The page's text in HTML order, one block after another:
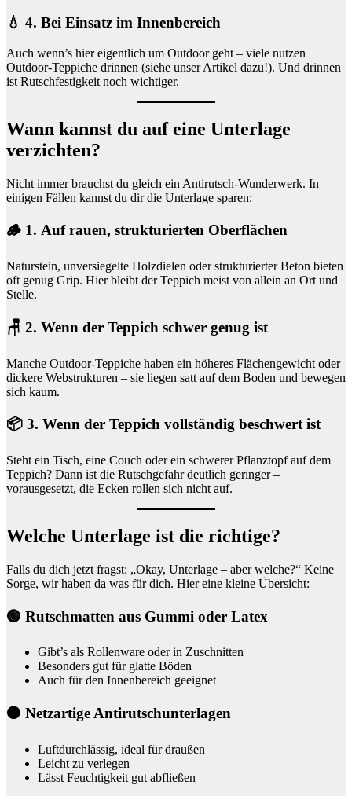
💧 4. Bei Einsatz im Innenbereich
Auch wenn’s hier eigentlich um Outdoor geht – viele nutzen
Outdoor-Teppiche drinnen (siehe unser Artikel dazu!). Und drinnen
ist Rutschfestigkeit noch wichtiger.
Wann kannst du auf eine Unterlage
verzichten?
Nicht immer brauchst du gleich ein Antirutsch-Wunderwerk. In
einigen Fällen kannst du dir die Unterlage sparen:
🪵 1. Auf rauen, strukturierten Oberflächen
Naturstein, unversiegelte Holzdielen oder strukturierter Beton bieten
oft genug Grip. Hier bleibt der Teppich meist von allein an Ort und
Stelle.
🪑 2. Wenn der Teppich schwer genug ist
Manche Outdoor-Teppiche haben ein höheres Flächengewicht oder
dickere Webstrukturen – sie liegen satt auf dem Boden und bewegen
sich kaum.
📦 3. Wenn der Teppich vollständig beschwert ist
Steht ein Tisch, eine Couch oder ein schwerer Pflanztopf auf dem
Teppich? Dann ist die Rutschgefahr deutlich geringer –
vorausgesetzt, die Ecken rollen sich nicht auf.
Welche Unterlage ist die richtige?
Falls du dich jetzt fragst: „Okay, Unterlage – aber welche?“ Keine
Sorge, wir haben da was für dich. Hier eine kleine Übersicht:
🟢 Rutschmatten aus Gummi oder Latex
Gibt’s als Rollenware oder in Zuschnitten
Besonders gut für glatte Böden
Auch für den Innenbereich geeignet
🟠 Netzartige Antirutschunterlagen
Luftdurchlässig, ideal für draußen
Leicht zu verlegen
Lässt Feuchtigkeit gut abfließen